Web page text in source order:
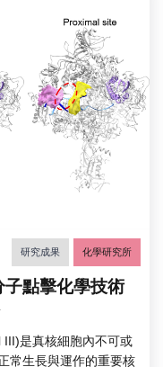
研究成果 化學研究所
點擊化學技術
是真核細胞內不可或
常生長與運作的重要核